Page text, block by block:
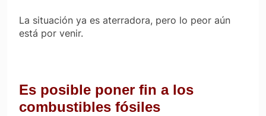
La situación ya es aterradora, pero lo peor aún
está por venir.
Es posible poner fin a los
combustibles fósiles